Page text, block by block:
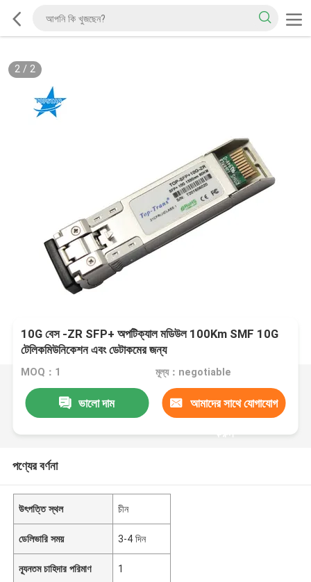
2/ 2
10G বেস -ZR SFP+ অপটিক্যাল মডিউল 100Km SMF 10G
টেলিকমিউনিকেশন এবং ডেটাকমের জন্য
MOQ：1 মূল্য：negotiable
ভালো দাম আমাদের সাথে যোগাযোগ
করুন
পণ্যের বর্ণনা
উৎপত্তি স্থল চীন
ডেলিভারি সময় 3-4 দিন
ন্যূনতম চাহিদার পরিমাণ 1